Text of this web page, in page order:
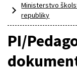
Ministerstvo
republiky
PI/